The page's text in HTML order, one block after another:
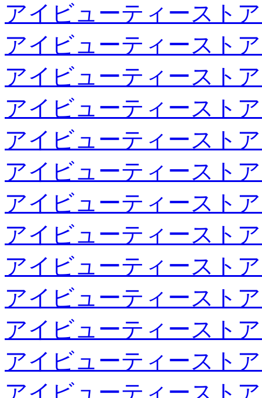
アイビューティースト
アイビューティースト
アイビューティースト
アイビューティースト
アイビューティースト
アイビューティースト
アイビューティースト
アイビューティースト
アイビューティースト
アイビューティースト
アイビューティースト
アイビューティースト
アイビューティースト